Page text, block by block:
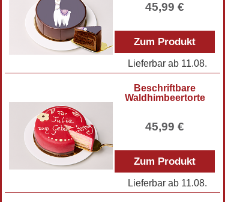
45,99 €
Zum Produkt
Lieferbar ab 11.08.
Beschriftbare
Waldhimbeertorte
45,99 €
Zum Produkt
Lieferbar ab 11.08.